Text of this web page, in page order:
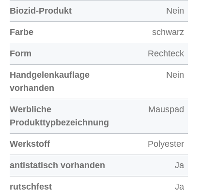
Biozid-Produkt Nein
Farbe schwarz
Form Rechteck
Handgelenkauflage
vorhanden
Nein
Werbliche
Produkttypbezeichnung
Mauspad
Werkstoff Polyester
antistatisch vorhanden Ja
rutschfest Ja